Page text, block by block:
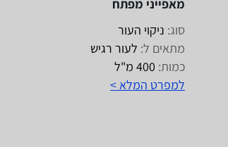
מאפייני מפתח
סוג: ניקוי העור
מתאים ל: לעור רגיש
כמות: 400 מ"ל
למפרט המלא >